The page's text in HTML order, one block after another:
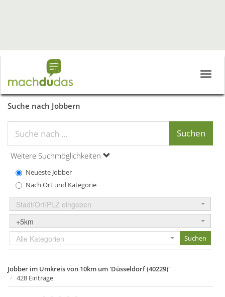
Toggle
Suche nach Jobbern
Weitere Suchmöglichkeiten
Neueste Jobber
Nach Ort und Kategorie
Stadt/Ort/PLZ eingeben
+5km
Alle Kategorien
Jobber im Umkreis von 10km um 'Düsseldorf (40229)'
428 Einträge